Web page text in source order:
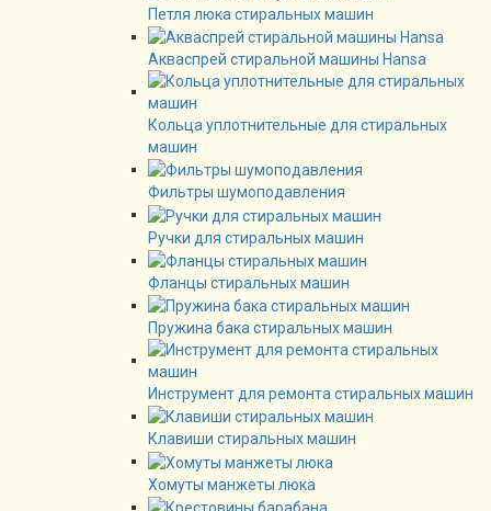
Петля люка стиральных машин
Акваспрей стиральной машины Hansa
Кольца уплотнительные для стиральных
машин
Фильтры шумоподавления
Ручки для стиральных машин
Фланцы стиральных машин
Пружина бака стиральных машин
Инструмент для ремонта стиральных машин
Клавиши стиральных машин
Хомуты манжеты люка